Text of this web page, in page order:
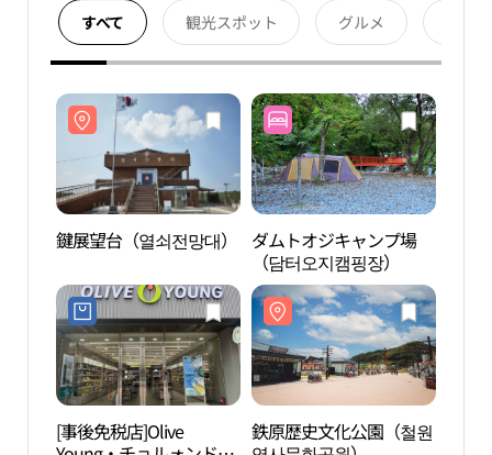
すべて 観光スポット グルメ
鍵展望台（열쇠전망대）
ダムトオジキャンプ場
（담터오지캠핑장）
[事後免税店]Olive
鉄原歴史文化公園（철원